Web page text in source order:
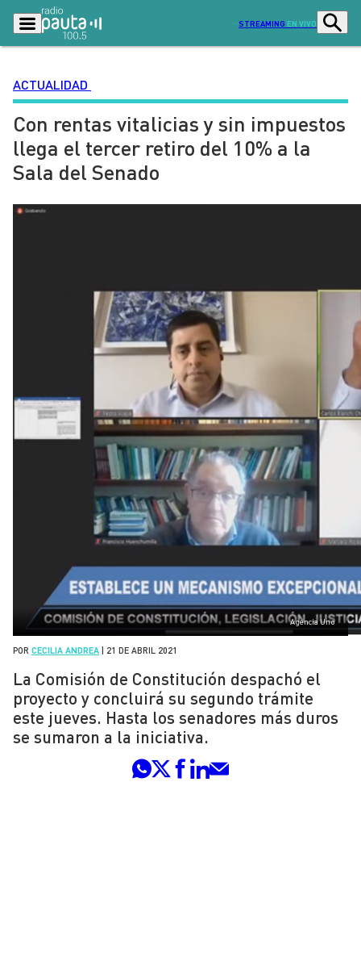
STREAMING EN VIVO
Podcasts Programas
Lo Último Actualidad
Ciudad
Radio en vivo
Dato en Pauta
Contenido Patrocinado
ACTUALIDAD
Con rentas vitalicias y sin impuestos
llega el tercer retiro del 10% a la
Sala del Senado
Agencia Uno
POR CECILIA ANDREA 21 DE ABRIL 2021
La Comisión de Constitución despachó el
proyecto y concluirá su segundo trámite
este jueves. Hasta los senadores más duros
se sumaron a la iniciativa.